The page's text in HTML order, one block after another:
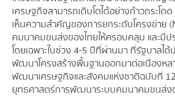
เศรษฐกิจสามารถเติบโตได้อย่างก้าวกระโด
เห็นความสำคัญของการยกระดับโครงข่าย
คมนาคมขนส่งของไทยให้ครอบคลุม และมี
โดยเฉพาะในช่วง 4-5 ปีที่ผ่านมา ที่รัฐบาลไ
พัฒนาโครงสร้างพื้นฐานออกมาต่อเนื่องห
พัฒนาเศรษฐกิจและสังคมแห่งชาติฉบับที่
ยุทธศาสตร์การพัฒนาระบบคมนาคมขนส่งข